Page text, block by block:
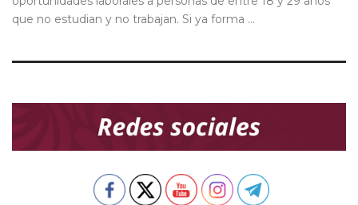
que no estudian y no trabajan. Si ya forma ...